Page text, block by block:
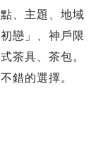
、主題、地域
戀」、神戶限
茶具、茶包。
錯的選擇。